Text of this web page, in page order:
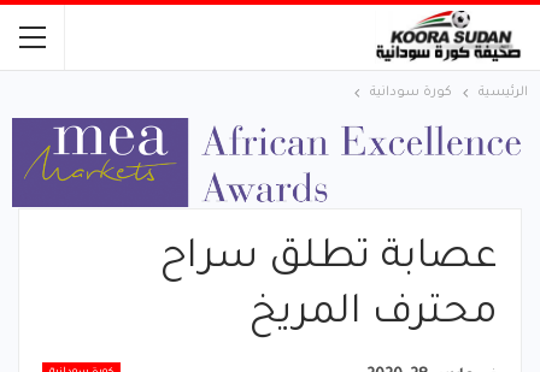
الرئيسية كورة سودانية
عصابة تطلق سراح
محترف المريخ